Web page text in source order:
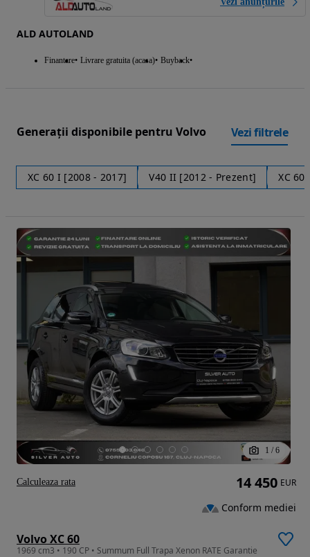
ALD AUTOLAND
Finantare Livrare gratuita (acasa) Buyback
Generații disponibile pentru Volvo Vezi filtrele
XC 60 I [2008 - 2017] V40 II [2012 - Prezent] XC
1 / 6
Volvo XC 60
1969 cm3 • 190 CP • Summum Full Trapa Xenon RATE Garantie
14 450 EUR
Conform mediei
Calculeaza rata